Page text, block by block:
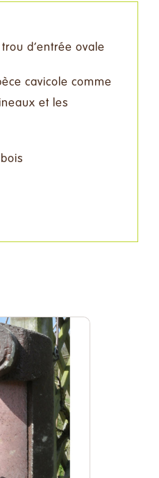
d‘entrée ovale
cavicole comme
et les